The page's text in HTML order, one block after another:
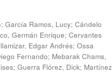
; García Ramos, Lucy; Cándelo
Germán Enrique; Cervantes
Edgar Andrés; Ossa
Fernando; Mebarak Chams,
; Guerra Flórez, Dick; Martínez